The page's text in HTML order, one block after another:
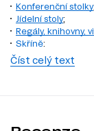
Konferenční stolky;
Jídelní stoly;
Regály, knihovny,
Skříně;
Nástěnné police a
Kancelářské stoly
Číst celý text